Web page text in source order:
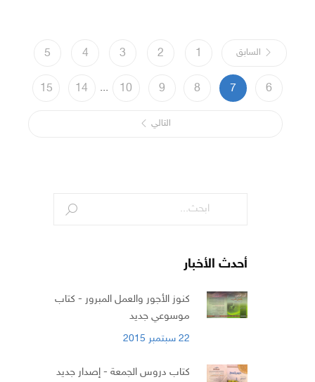
السابق 1
2
3
4
5
6
7
8
9
10
...
14
15
التالي
أحدث الأخبار
كنوز الأجور والعمل المبرور - كتاب
موسوعي جديد
22 سبتمبر 2015
كتاب دروس الجمعة - إصدار جديد